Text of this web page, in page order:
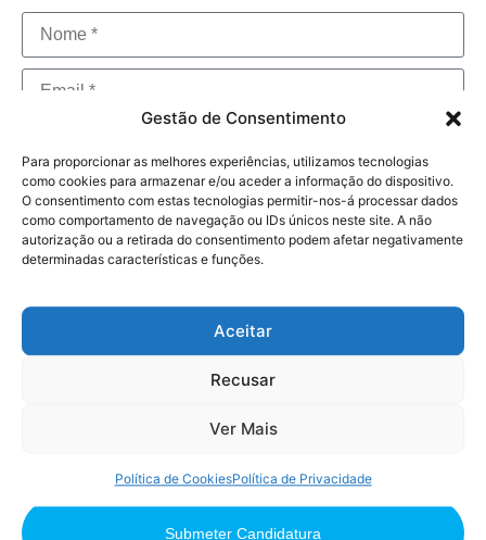
Gestão de Consentimento
Para proporcionar as melhores experiências, utilizamos tecnologias
como cookies para armazenar e/ou aceder a informação do dispositivo.
O consentimento com estas tecnologias permitir-nos-á processar dados
como comportamento de navegação ou IDs únicos neste site. A não
autorização ou a retirada do consentimento podem afetar negativamente
determinadas características e funções.
Aceitar
Recusar
Ver Mais
Política de CookiesPolítica de Privacidade
Selecione o seu CV
Ao submeter o envio deste formulário, você
mencionados na nossa Política de Privacidade.*
Submeter Candidatura